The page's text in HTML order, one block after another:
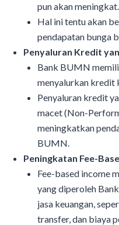
pun akan meningkat.
Hal ini tentu akan
pendapatan bunga
Penyaluran Kredit
Bank BUMN
menyalurkan kredit
Penyaluran kredit
macet (Non-
meningkatkan
BUMN.
Peningkatan Fee-
Fee-based income
yang diperoleh
jasa keuangan,
transfer, dan biaya